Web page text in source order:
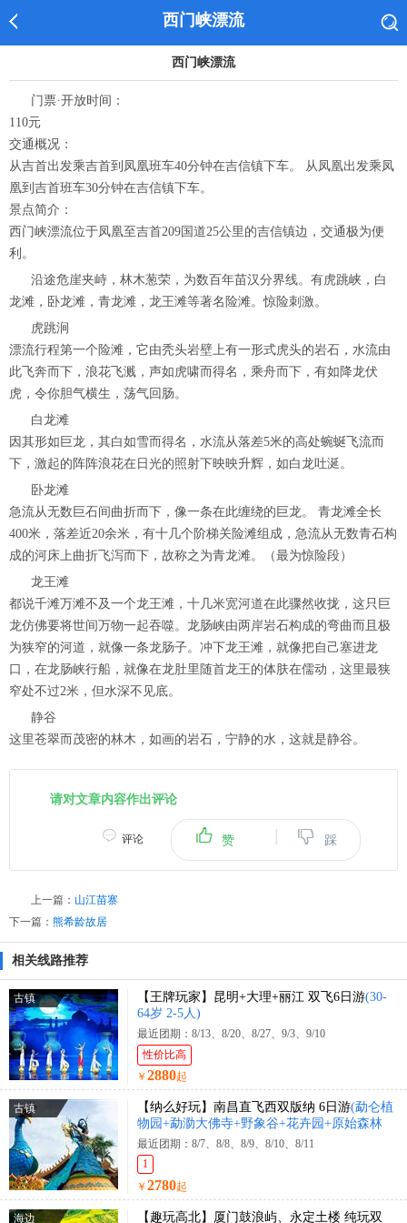
西门峡漂流
西门峡漂流
门票·开放时间：
110元
交通概况：
从吉首出发乘吉首到凤凰班车40分钟在吉信镇下车。 从凤凰出发乘凤
凰到吉首班车30分钟在吉信镇下车。
景点简介：
西门峡漂流位于凤凰至吉首209国道25公里的吉信镇边，交通极为便
利。
沿途危崖夹峙，林木葱荣，为数百年苗汉分界线。有虎跳峡，白
龙滩，卧龙滩，青龙滩，龙王滩等著名险滩。惊险刺激。
虎跳涧
漂流行程第一个险滩，它由秃头岩壁上有一形式虎头的岩石，水流由
此飞奔而下，浪花飞溅，声如虎啸而得名，乘舟而下，有如降龙伏
虎，令你胆气横生，荡气回肠。
白龙滩
因其形如巨龙，其白如雪而得名，水流从落差5米的高处蜿蜒飞流而
下，激起的阵阵浪花在日光的照射下映映升辉，如白龙吐涎。
卧龙滩
急流从无数巨石间曲折而下，像一条在此缠绕的巨龙。 青龙滩全长
400米，落差近20余米，有十几个阶梯关险滩组成，急流从无数青石构
成的河床上曲折飞泻而下，故称之为青龙滩。（最为惊险段）
龙王滩
都说千滩万滩不及一个龙王滩，十几米宽河道在此骤然收拢，这只巨
龙仿佛要将世间万物一起吞噬。龙肠峡由两岸岩石构成的弯曲而且极
为狭窄的河道，就像一条龙肠子。冲下龙王滩，就像把自己塞进龙
口，在龙肠峡行船，就像在龙肚里随首龙王的体肤在儒动，这里最狭
窄处不过2米，但水深不见底。
静谷
这里苍翠而茂密的林木，如画的岩石，宁静的水，这就是静谷。
请对文章内容作出评论
赞 踩
评论
上一篇： 山江苗寨
下一篇： 熊希龄故居
相关线路推荐
古镇 【王牌玩家】昆明+大理+丽江 双飞6日游(30-
64岁 2-5人)
最近团期：8/13、8/20、8/27、9/3、9/10
性价比高
￥ 2880起
古镇 【纳么好玩】南昌直飞西双版纳 6日游(勐仑植
物园+勐泐大佛寺+野象谷+花卉园+原始森林
公园+花卉园+曼迈集市+星光夜市)
最近团期：8/7、8/8、8/9、8/10、8/11
1
￥ 2780起
海边 【趣玩高北】厦门鼓浪屿、永定土楼 纯玩双